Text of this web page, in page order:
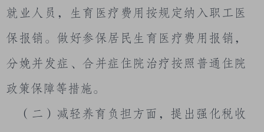
就业人员，生育医疗费用按规定纳入职工医
保报销。做好参保居民生育医疗费用报销，
分娩并发症、合并症住院治疗按照普通住院
政策保障等措施。
（二）减轻养育负担方面，提出强化税收